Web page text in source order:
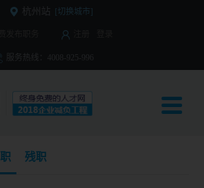
杭州站 [切换城市]
服务热线：4008-925-996
残职